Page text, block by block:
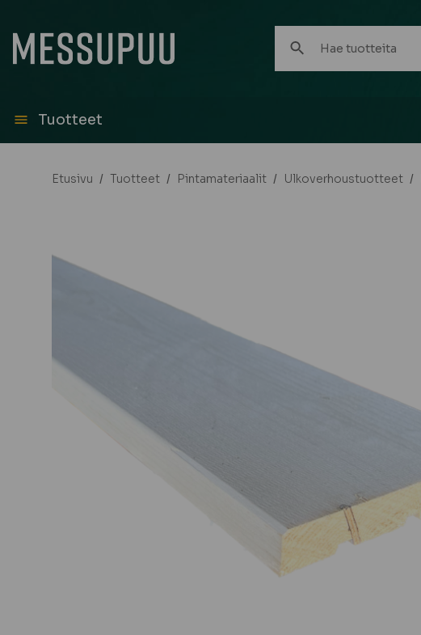
tuotteita:
Tuotteet
Etusivu / Tuotteet / Pintamateriaalit / Ulkoverhoustuotteet /